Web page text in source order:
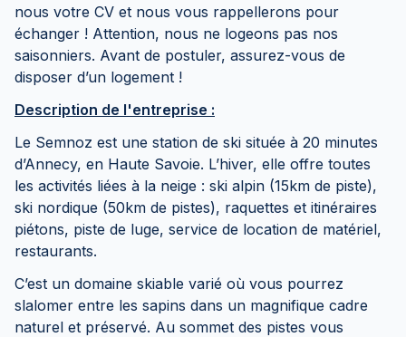
nous votre CV et nous vous rappellerons pour
échanger ! Attention, nous ne logeons pas nos
saisonniers. Avant de postuler, assurez-vous de
disposer d’un logement !
Description de l'entreprise :
Le Semnoz est une station de ski située à 20 minutes
d’Annecy, en Haute Savoie. L’hiver, elle offre toutes
les activités liées à la neige : ski alpin (15km de piste),
ski nordique (50km de pistes), raquettes et itinéraires
piétons, piste de luge, service de location de matériel,
restaurants.
C’est un domaine skiable varié où vous pourrez
slalomer entre les sapins dans un magnifique cadre
naturel et préservé. Au sommet des pistes vous